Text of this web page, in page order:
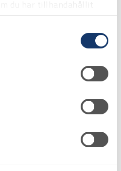
in när du har använt
Varukorg